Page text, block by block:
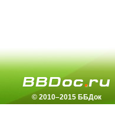
© 2010–2015 ББДок